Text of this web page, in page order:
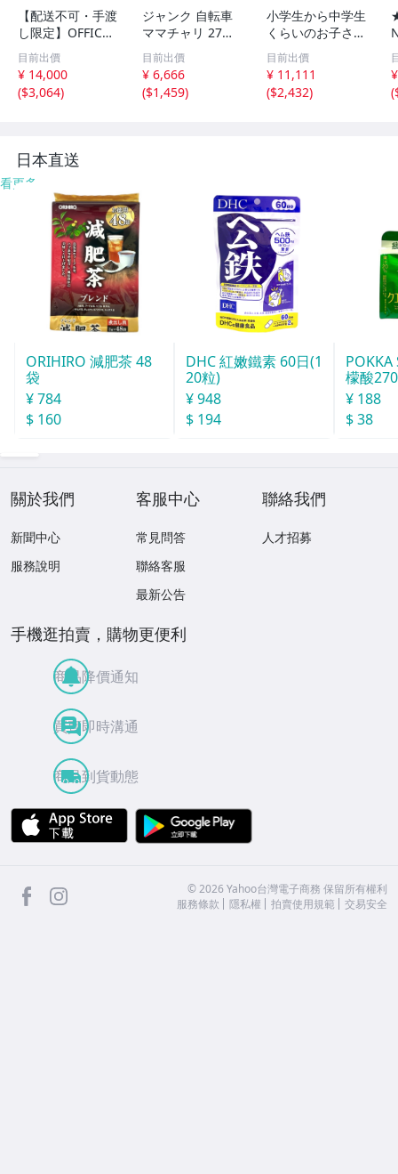
【配送不可・手渡
し限定】OFFICE
PRESS CM 460m
m 自転車
目前出價
¥ 14,000
($3,064)
ジャンク 自転車
ママチャリ 27イ
ンチ ６段ギア 黒
手渡し限定 配達
可能 千葉
目前出價
¥ 6,666
($1,459)
小学生から中学生
くらいのお子さん
に☆自転車 CO
NTINENTE 698
シティクロスバイ
ク
目前出價
¥ 11,111
($2,432)
(
日本直送
看更多
ORIHIRO 減肥茶 48
袋
¥ 784
$ 160
DHC 紅嫩鐵素 60日(1
20粒)
¥ 948
$ 194
POKKA
檬酸
165g
¥ 188
$ 38
關於我們
新聞中心
服務說明
客服中心
常見問答
聯絡客服
最新公告
聯絡我們
人才招募
手機逛拍賣，購物更便利
商品降價通知
買賣即時溝通
商品到貨動態
APP Store
facebook ©2026 Yahoo台灣電子商務 保留所有權利
服務條款
隱私權 拍賣使用規範 交易安全